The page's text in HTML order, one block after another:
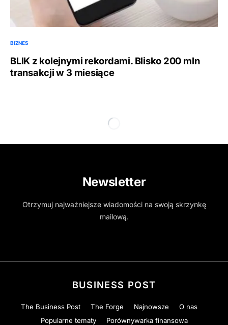
BIZNES
BLIK z kolejnymi rekordami. Blisko 200 mln
transakcji w 3 miesiące
Newsletter
Otrzymuj najważniejsze wiadomości na swoją skrzynkę
mailową.
BUSINESS POST
The Business Post The Forge Najnowsze
O nas
Popularne tematy
Porównywarka finansowa